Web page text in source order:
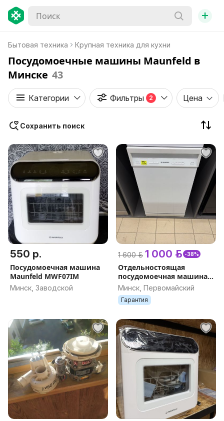
+
Бытовая техника Крупная техника для кухни
Посудомоечные машины Maunfeld в
Минске 43
Категории Фильтры 2 Цена
Сохранить поиск
550 р.
Посудомоечная машина
Maunfeld MWF07IM
Минск, Заводской
1 600 р. 1 000 р. -38%
Отдельностоящая
посудомоечная машина
MAUNFELD MWF45230W
Минск, Первомайский
Гарантия